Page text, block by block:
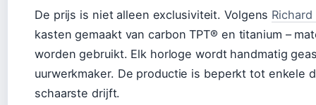
De prijs is niet alleen exclusiviteit. Volgens
kasten gemaakt van carbon TPT® en titanium –
worden gebruikt. Elk horloge wordt handmatig
uurwerkmaker. De productie is beperkt tot enkele
schaarste drijft.